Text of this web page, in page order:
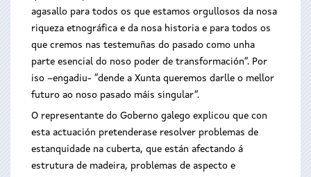
agasallo para todos os que estamos orgullosos da nosa
riqueza etnográfica e da nosa historia e para todos os
que cremos nas testemuñas do pasado como unha
parte esencial do noso poder de transformación”. Por
iso –engadiu- “dende a Xunta queremos darlle o mellor
futuro ao noso pasado máis singular”.
O representante do Goberno galego explicou que con
esta actuación pretenderase resolver problemas de
estanquidade na cuberta, que están afectando á
estrutura de madeira, problemas de aspecto e